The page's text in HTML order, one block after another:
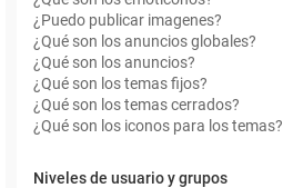
¿Puedo publicar imagenes?
¿Qué son los anuncios globales?
¿Qué son los anuncios?
¿Qué son los temas fijos?
¿Qué son los temas cerrados?
¿Qué son los iconos para los temas?
Niveles de usuario y grupos